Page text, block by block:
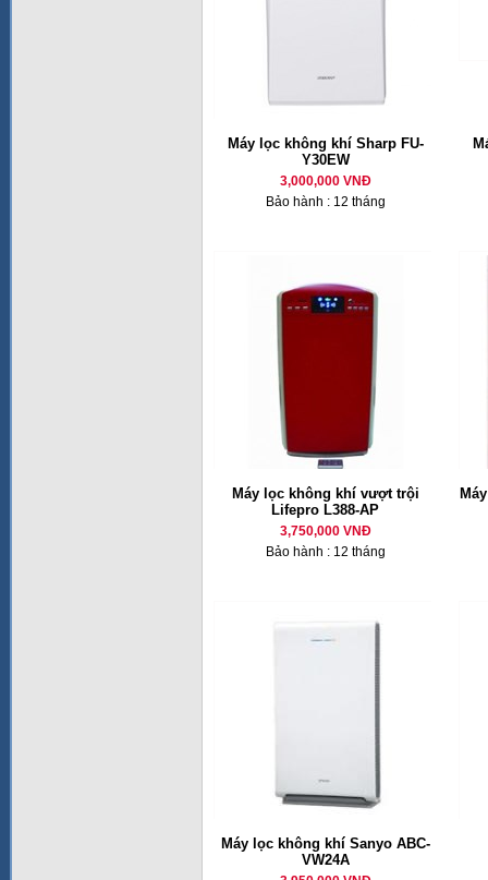
Máy lọc không khí Sharp FU-
Y30EW
3,000,000 VNĐ
Bảo hành : 12 tháng
Máy lọc không khí vượt trội
Lifepro L388-AP
3,750,000 VNĐ
Bảo hành : 12 tháng
Máy lọc không khí Sanyo ABC-
VW24A